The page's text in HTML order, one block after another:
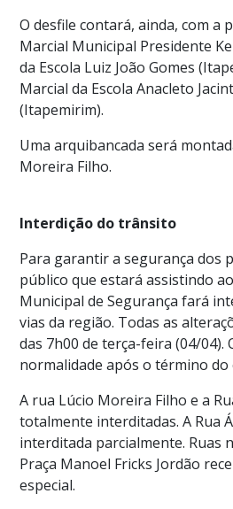
O desfile contará, ainda, com a
Marcial Municipal Presidente
da Escola Luiz João Gomes
Marcial da Escola Anacleto
(Itapemirim).
Uma arquibancada será
Moreira Filho.
Interdição do trânsito
Para garantir a segurança dos
público que estará assistindo
Municipal de Segurança fará
vias da região. Todas as
das 7h00 de terça-feira (04/
normalidade após o término do
A rua Lúcio Moreira Filho e a
totalmente interditadas. A Rua
interditada parcialmente. Ruas
Praça Manoel Fricks Jordão
especial.